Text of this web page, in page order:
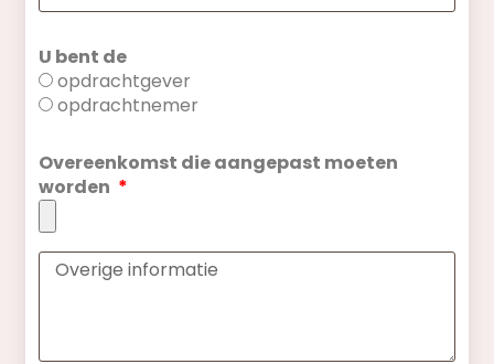
U bent de
opdrachtgever
opdrachtnemer
Overeenkomst die aangepast moeten
worden